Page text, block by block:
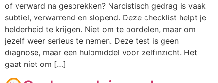
of verward na gesprekken? Narcistisch gedrag is vaak
subtiel, verwarrend en slopend. Deze checklist helpt je
helderheid te krijgen. Niet om te oordelen, maar om
jezelf weer serieus te nemen. Deze test is geen
diagnose, maar een hulpmiddel voor zelfinzicht. Het
gaat niet om […]